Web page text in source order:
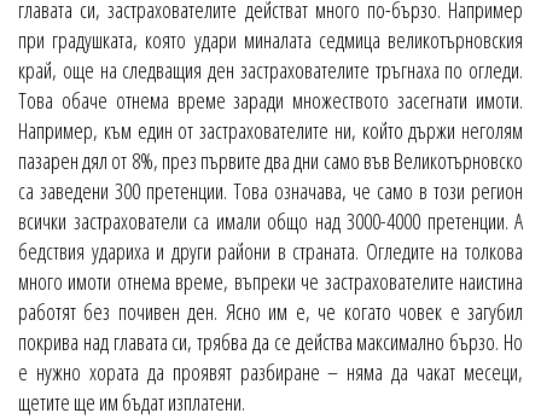
главата си, застрахователите действат много по-бързо. Например
при градушката, която удари миналата седмица великотърновския
край, още на следващия ден застрахователите тръгнаха по огледи.
Това обаче отнема време заради множеството засегнати имоти.
Например, към един от застрахователите ни, който държи неголям
пазарен дял от 8%, през първите два дни само във Великотърновско
са заведени 300 претенции. Това означава, че само в този регион
всички застрахователи са имали общо над 3000-4000 претенции. А
бедствия удариха и други райони в страната. Огледите на толкова
много имоти отнема време, въпреки че застрахователите наистина
работят без почивен ден. Ясно им е, че когато човек е загубил
покрива над главата си, трябва да се действа максимално бързо. Но
е нужно хората да проявят разбиране – няма да чакат месеци,
щетите ще им бъдат изплатени.